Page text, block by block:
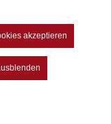
akzeptieren